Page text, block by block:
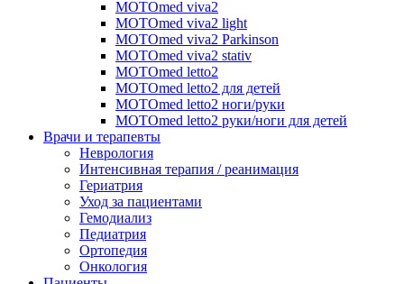
MOTOmed viva2
MOTOmed viva2 light
MOTOmed viva2 Parkinson
MOTOmed viva2 stativ
MOTOmed letto2
MOTOmed letto2 для детей
MOTOmed letto2 ноги/руки
MOTOmed letto2 руки/ноги для детей
Врачи и терапевты
Неврология
Интенсивная терапия / реанимация
Гериатрия
Уход за пациентами
Гемодиализ
Педиатрия
Ортопедия
Онкология